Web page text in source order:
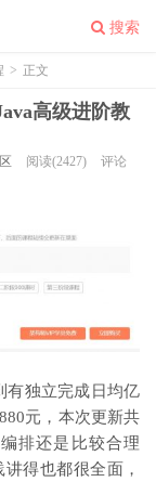
搜索
> 正文
高级进阶教
阅读(2427)
评论
有独立完成日均亿
元，本次更新共
排还是比较合理
得也都很全面，